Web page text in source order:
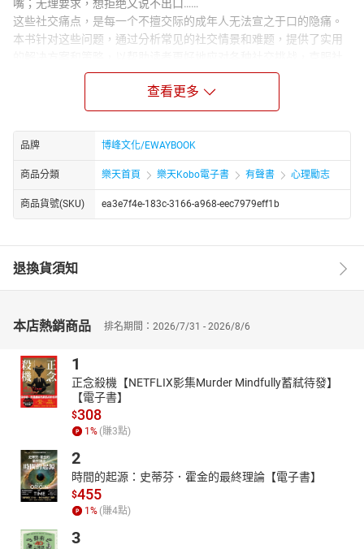
嘴；无理要求，想拒绝又说不出口……
这些社交痛点，是每一个不擅交际的成年人无法宣之于口的隐痛。
本书针对这些问题，通过分析常见的社交情景和难题，提供了实用
交困难，提升社交技巧，并在各种社交情景中更加自信和成功地与
他人进行交流。无论是在工作场合、社交聚会还是日常生活中，读
者可以从中获取实用的指导和建议，应对各种社交难题，解决社交
痛点。
作者简介：
邓标，资深撰稿人。其人喜读书，爱钓鱼，关心时事，好思考，对
经济、管理、文化、历史等方面都有着深入的研究和独到见解。文
风细腻而不失豪放，文字平和而不乏犀利，使人读之如品醇酒，滋
查看更多
品牌 博峰文化/EWAYBOOK
商品分類 樂天首頁 樂天Kobo電子書 有聲書 心理勵志
商品貨號(SKU) ea3e7f4e-183c-3166-a968-eec7979eff1b
退換貨須知
本店熱銷商品 排名期間：2026/7/31 - 2026/8/6
1
正念殺機【NETFLIX影集Murder Mindfully蓄弒待發】
【電子書】
$308
1 % (賺3點)
2
時間的起源：史蒂芬．霍金的最終理論【電子書】
$455
1 % (賺4點)
3